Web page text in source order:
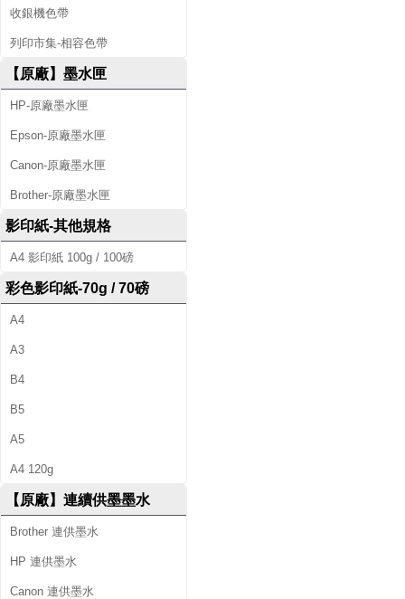
收銀機色帶
列印市集-相容色帶
【原廠】墨水匣
HP-原廠墨水匣
Epson-原廠墨水匣
Canon-原廠墨水匣
Brother-原廠墨水匣
影印紙-其他規格
A4 影印紙 100g / 100磅
彩色影印紙-70g / 70磅
A4
A3
B4
B5
A5
A4 120g
【原廠】連續供墨墨水
Brother 連供墨水
HP 連供墨水
Canon 連供墨水